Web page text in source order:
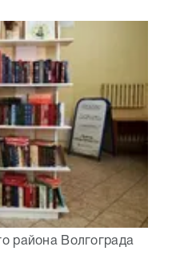
района Волгограда